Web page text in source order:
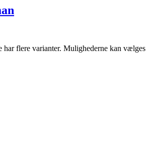
har flere varianter. Mulighederne kan vælges